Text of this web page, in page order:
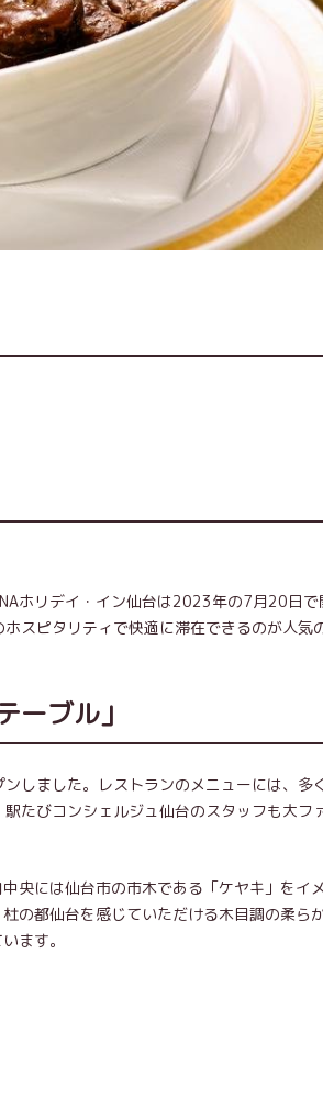
ホリデイ・イン仙台は2023年の7月20日で
スピタリティで快適に滞在できるのが人気
ーブル」
しました。レストランのメニューには、多
たびコンシェルジュ仙台のスタッフも大フ
中央には仙台市の市木である「ケヤキ」をイ
杜の都仙台を感じていただける木目調の柔ら
ます。